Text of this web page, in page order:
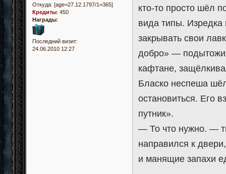
Откуда: [age=27.12.1797/1=365]
Кредиты: 450
Награды:
Последний визит:
24.06.2010 12:27
кто-то просто шёл
вида типы. Изредка
закрывать свои
добро» —
кафтане,
Бласко неспеша
остановиться. Его
путник».
— То что нужно. —
направился к
и манящие запахи